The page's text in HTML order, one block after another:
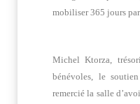
mobiliser 365 jours
Michel Ktorza,
bénévoles, le
remercié la salle